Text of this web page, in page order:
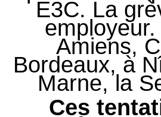
E3C. La
Amiens,
Bordeaux, à
Marne, la
Ces